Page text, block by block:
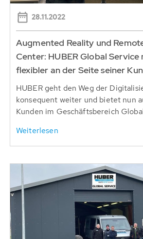
28.11.2022
Augmented Reality und
Center: HUBER Global Service
flexibler an der Seite seiner
HUBER geht den Weg der
konsequent weiter und bietet nun
Kunden im Geschäftsbereich
Weiterlesen